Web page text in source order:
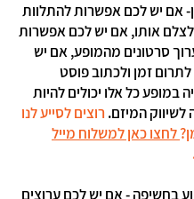
אם יש לכם אפשרות להתלוות
אותו, אם יש לכם אפשרות
סרטונים מהמופע, אם יש
זמן ולכתוב פוסט
במופע כל אלו יכולים להיות
המיזם. רוצים לסייע לנו
לחצו כאן למשלוח מייל
בחשיפה - אם יש לכם ערוצים